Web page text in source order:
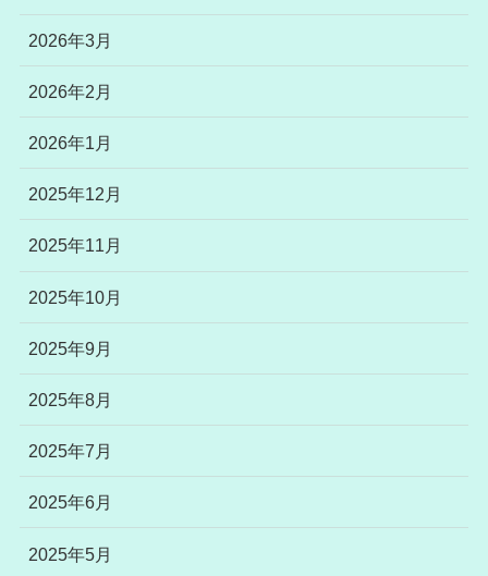
2026年3月
2026年2月
2026年1月
2025年12月
2025年11月
2025年10月
2025年9月
2025年8月
2025年7月
2025年6月
2025年5月